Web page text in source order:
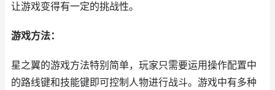
让游戏变得有一定的挑战性。
游戏方法：
星之翼的游戏方法特别简单，玩家只需要运用操作配置中
的路线键和技能键即可控制人物进行战斗。游戏中有多种